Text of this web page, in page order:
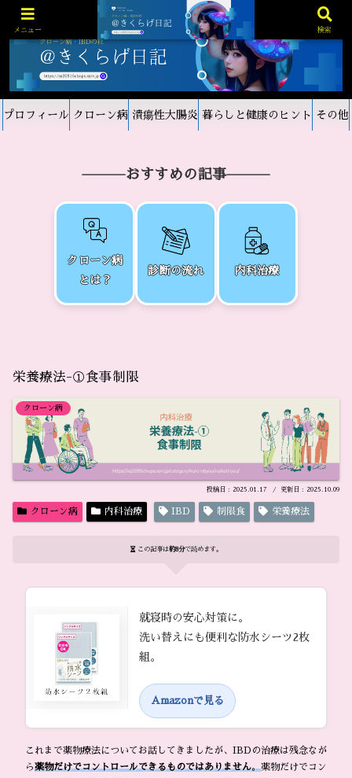
プロフィール クローン病 潰瘍性大腸炎 暮らしと健康のヒント その他
おすすめの記事
クローン病
とは？
診断の流れ 内科治療
栄養療法-①食事制限
クローン病
2025.01.17 2025.10.09
クローン病 内科治療 IBD 制限食 栄養療法
この記事は約8分で読めます。
就寝時の安心対策に。
洗い替えにも便利な防水シーツ2枚
組。
Amazonで見る
これまで薬物療法についてお話してきましたが、IBDの治療は残念なが
ら薬物だけでコントロールできるものではありません。薬物だけでコン
メニュー 検索